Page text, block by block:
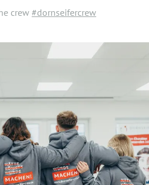
crew #dornseifercrew